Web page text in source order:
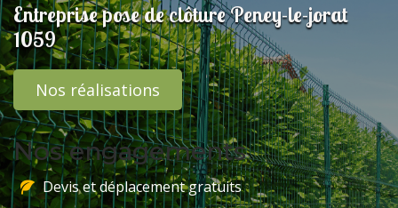
Entreprise pose de clôture Peney-le-jorat
1059
Nos réalisations
Nos engagements
Devis et déplacement gratuits